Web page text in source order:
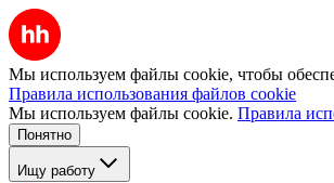
Мы используем файлы cookie, чтобы
Правила использования файлов cookie
Мы используем файлы cookie. Правила
Понятно
Ищу работу